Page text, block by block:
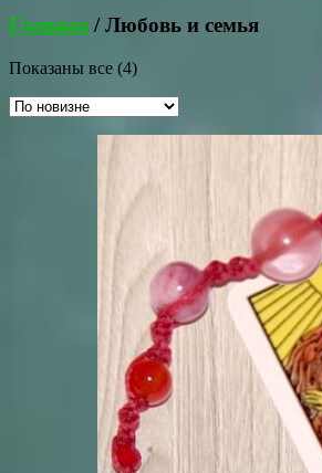
Главная / Любовь и семья
Показаны все (4)Сортировка:
недавние